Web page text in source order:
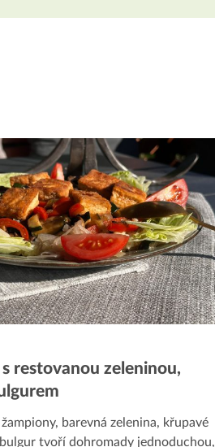
restovanou zeleninou,
barevná zelenina, křupavé
tvoří dohromady jednoduchou,